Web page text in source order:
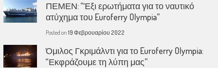
ΠΕΜΕΝ: “Έξι ερωτήματα για το ναυτικό
ατύχημα του Euroferry Olympia”
Posted on 19 Φεβρουαρίου 2022
Όμιλος Γκριμάλντι για το Euroferry Olympia:
“Εκφράζουμε τη λύπη μας”